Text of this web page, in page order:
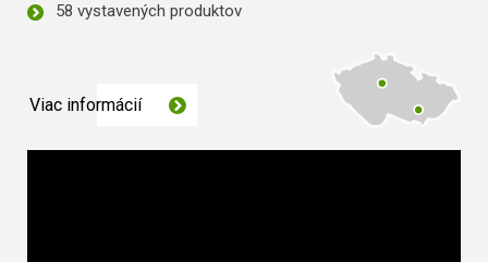
58 vystavených produktov
Viac informácií